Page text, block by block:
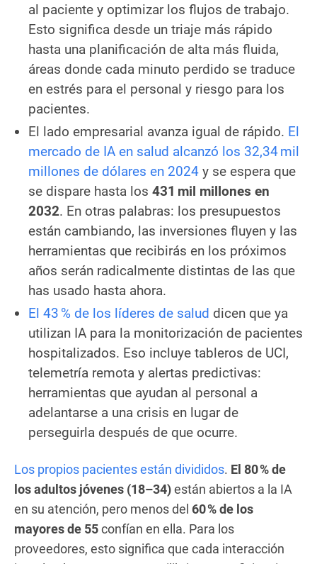
al paciente y optimizar los flujos de trabajo.
Esto significa desde un triaje más rápido
hasta una planificación de alta más fluida,
áreas donde cada minuto perdido se traduce
en estrés para el personal y riesgo para los
pacientes.
El lado empresarial avanza igual de rápido. El
mercado de IA en salud alcanzó los 32,34 mil
millones de dólares en 2024 y se espera que
se dispare hasta los 431 mil millones en
2032. En otras palabras: los presupuestos
están cambiando, las inversiones fluyen y las
herramientas que recibirás en los próximos
años serán radicalmente distintas de las que
has usado hasta ahora.
El 43 % de los líderes de salud dicen que ya
utilizan IA para la monitorización de pacientes
hospitalizados. Eso incluye tableros de UCI,
telemetría remota y alertas predictivas:
herramientas que ayudan al personal a
adelantarse a una crisis en lugar de
perseguirla después de que ocurre.
Los propios pacientes están divididos. El 80 % de
los adultos jóvenes (18–34)están abiertos a la IA
en su atención, pero menos del 60 % de los
mayores de 55confían en ella. Para los
proveedores, esto significa que cada interacción